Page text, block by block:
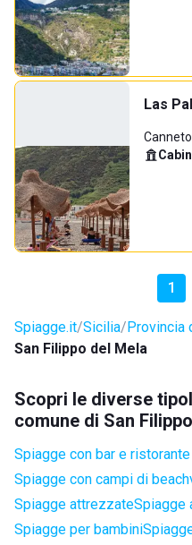
Las
1
Spiagge.it Sicilia Provincia
San Filippo del Mela
Scopri le diverse
comune di San
Spiagge con bar e ristorante
Spiagge con campi di
Spiagge attrezzateSpiagge
Spiagge per bambini